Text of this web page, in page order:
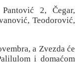
2, Čegar,
Teodorović,
a Zvezda će
i domaćom